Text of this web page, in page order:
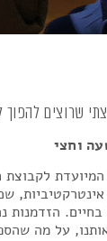
שרוצים להפוך
וחצי
הזדמנות
על מה